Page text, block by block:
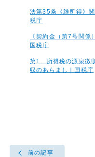
法第35条《雑所得》
税庁
〔契約金（第7号関
国税庁
第1 所得税の源泉徴
収のあらまし｜国税庁
前の記事